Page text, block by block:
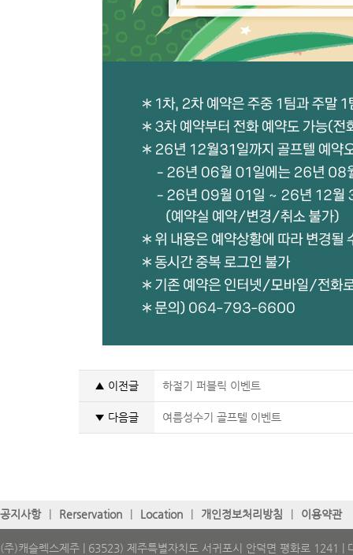
▲ 이전글 하절기 퍼블릭 이벤트
▼ 다음글 여름성수기 골프텔 이벤트
공지사항 Rerservation Location 개인정보처리방침 이용약관
(주)캐슬렉스제주 | 63523) 제주특별자치도 서귀포시 안덕면 평화로 1241